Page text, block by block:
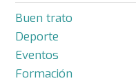
Buen trato
Deporte
Eventos
Formación